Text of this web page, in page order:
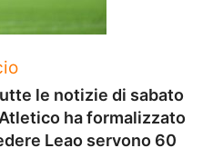
le notizie di sabato
ha formalizzato
Leao servono 60